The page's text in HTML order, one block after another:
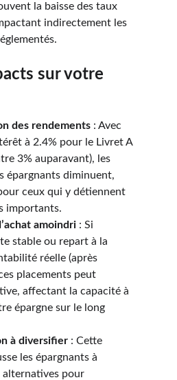
la baisse des taux
indirectement les
sur votre
des rendements : Avec
à 2.4% pour le Livret A
3% auparavant), les
épargnants diminuent,
ceux qui y détiennent
importants.
amoindri : Si
stable ou repart à la
réelle (après
placements peut
affectant la capacité à
épargne sur le long
à diversifier : Cette
les épargnants à
alternatives pour